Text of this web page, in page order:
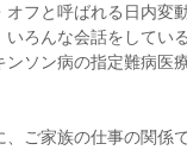
オフと呼ばれる日内変
いろんな会話をしてい
ンソン病の指定難病医
、ご家族の仕事の関係